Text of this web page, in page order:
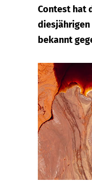
Contest hat
bekannt